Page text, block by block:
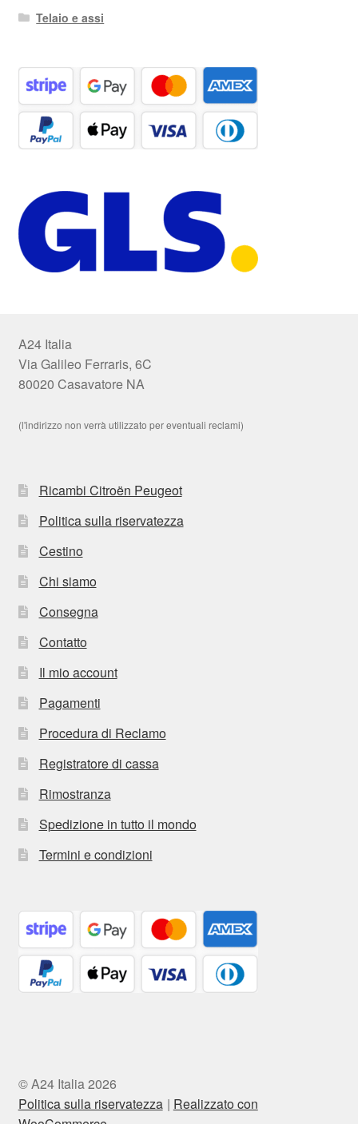
Telaio e assi
A24 Italia
Via Galileo Ferraris, 6C
80020 Casavatore NA
(l'indirizzo non verrà utilizzato per eventuali reclami)
Ricambi Citroën Peugeot
Politica sulla riservatezza
Cestino
Chi siamo
Consegna
Contatto
Il mio account
Pagamenti
Procedura di Reclamo
Registratore di cassa
Rimostranza
Spedizione in tutto il mondo
Termini e condizioni
© A24 Italia 2026
Politica sulla riservatezza
Realizzato con